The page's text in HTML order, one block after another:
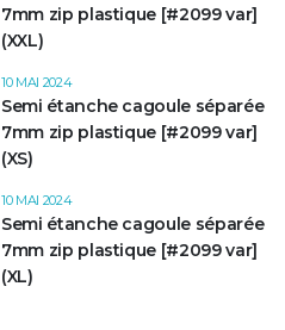
7mm zip plastique [#2099 var]
(XXL)
Semi étanche cagoule séparée
7mm zip plastique [#2099 var]
(XS)
10 MAI 2024
Semi étanche cagoule séparée
7mm zip plastique [#2099 var]
(XL)
10 MAI 2024